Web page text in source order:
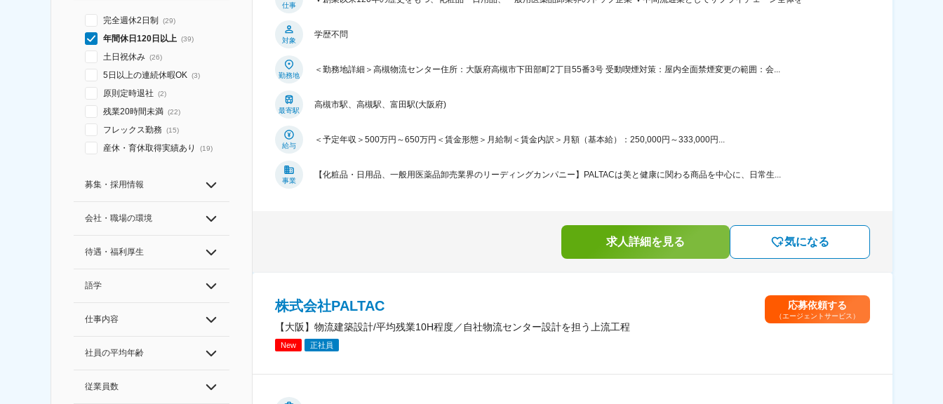
完全週休2日制 (29)
年間休日120日以上 (39)
土日祝休み (26)
5日以上の連続休暇OK (3)
原則定時退社 (2)
残業20時間未満 (22)
フレックス勤務 (15)
産休・育休取得実績あり (19)
募集・採用情報
会社・職場の環境
待遇・福利厚生
語学
仕事内容
社員の平均年齢
従業員数
仕事
対象
学歴不問
勤務地
＜勤務地詳細＞高槻物流センター住所：大阪府高槻市下田部町2丁目55番3号 受動喫煙対策：屋内全面禁煙変更の範囲：会...
最寄駅
高槻市駅、高槻駅、富田駅(大阪府)
給与
＜予定年収＞500万円～650万円＜賃金形態＞月給制＜賃金内訳＞月額（基本給）：250,000円～333,000円...
事業
【化粧品・日用品、一般用医薬品卸売業界のリーディングカンパニー】PALTACは美と健康に関わる商品を中心に、日常生...
求人詳細を見る 気になる
株式会社PALTAC
【大阪】物流建築設計/平均残業10H程度／自社物流センター設計を担う上流工程
New 正社員
応募依頼する
（エージェントサービス）